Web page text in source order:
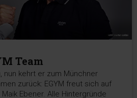
Team
nun kehrt er zum Münchner
zurück: EGYM freut sich auf
Ebener. Alle Hintergründe